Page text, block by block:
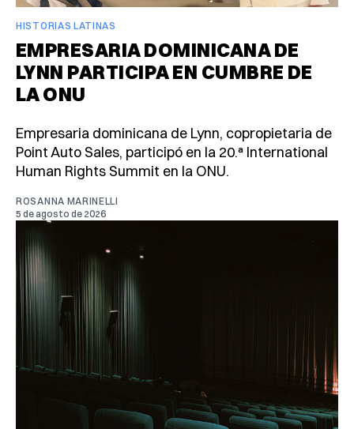
HISTORIAS LATINAS
EMPRESARIA DOMINICANA DE
LYNN PARTICIPA EN CUMBRE DE
LA ONU
Empresaria dominicana de Lynn, copropietaria de
Point Auto Sales, participó en la 20.ª International
Human Rights Summit en la ONU.
ROSANNA MARINELLI
5 de agosto de 2026